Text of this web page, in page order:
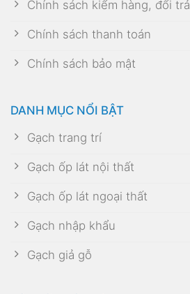
Chính sách kiểm hàng, đổi trả
Chính sách thanh toán
Chính sách bảo mật
DANH MỤC NỔI BẬT
Gạch trang trí
Gạch ốp lát nội thất
Gạch ốp lát ngoại thất
Gạch nhập khẩu
Gạch giả gỗ